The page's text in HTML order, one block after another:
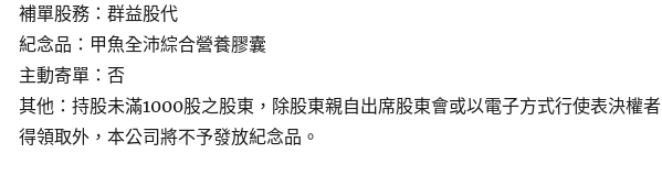
補單股務：群益股代
紀念品：甲魚全沛綜合營養膠囊
主動寄單：否
其他：持股未滿1000股之股東，除股東親自出席股東會或以電子方式行使表決權者
得領取外，本公司將不予發放紀念品。